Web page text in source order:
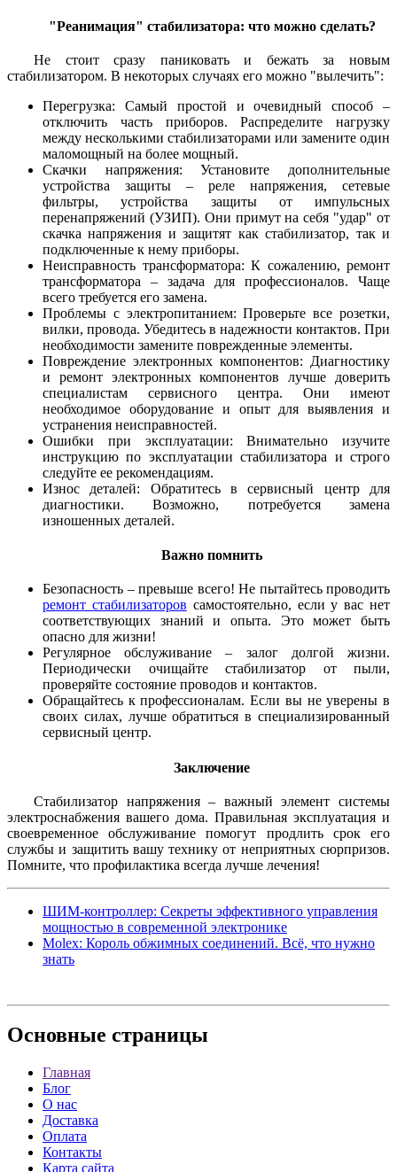
"Реанимация" стабилизатора: что можно сделать?
Не стоит сразу паниковать и бежать за новым
стабилизатором. В некоторых случаях его можно "вылечить":
Перегрузка: Самый простой и очевидный способ –
отключить часть приборов. Распределите нагрузку
между несколькими стабилизаторами или замените один
маломощный на более мощный.
Скачки напряжения: Установите дополнительные
устройства защиты – реле напряжения, сетевые
фильтры, устройства защиты от импульсных
перенапряжений (УЗИП). Они примут на себя "удар" от
скачка напряжения и защитят как стабилизатор, так и
подключенные к нему приборы.
Неисправность трансформатора: К сожалению, ремонт
трансформатора – задача для профессионалов. Чаще
всего требуется его замена.
Проблемы с электропитанием: Проверьте все розетки,
вилки, провода. Убедитесь в надежности контактов. При
необходимости замените поврежденные элементы.
Повреждение электронных компонентов: Диагностику
и ремонт электронных компонентов лучше доверить
специалистам сервисного центра. Они имеют
необходимое оборудование и опыт для выявления и
устранения неисправностей.
Ошибки при эксплуатации: Внимательно изучите
инструкцию по эксплуатации стабилизатора и строго
следуйте ее рекомендациям.
Износ деталей: Обратитесь в сервисный центр для
диагностики. Возможно, потребуется замена
изношенных деталей.
Важно помнить
Безопасность – превыше всего! Не пытайтесь проводить
ремонт стабилизаторов самостоятельно, если у вас нет
соответствующих знаний и опыта. Это может быть
опасно для жизни!
Регулярное обслуживание – залог долгой жизни.
Периодически очищайте стабилизатор от пыли,
проверяйте состояние проводов и контактов.
Обращайтесь к профессионалам. Если вы не уверены в
своих силах, лучше обратиться в специализированный
сервисный центр.
Заключение
Стабилизатор напряжения – важный элемент системы
электроснабжения вашего дома. Правильная эксплуатация и
своевременное обслуживание помогут продлить срок его
службы и защитить вашу технику от неприятных сюрпризов.
Помните, что профилактика всегда лучше лечения!
ШИМ-контроллер: Секреты эффективного управления
мощностью в современной электронике
Molex: Король обжимных соединений. Всё, что нужно
знать
Основные страницы
Главная
Блог
О нас
Доставка
Оплата
Контакты
Карта сайта